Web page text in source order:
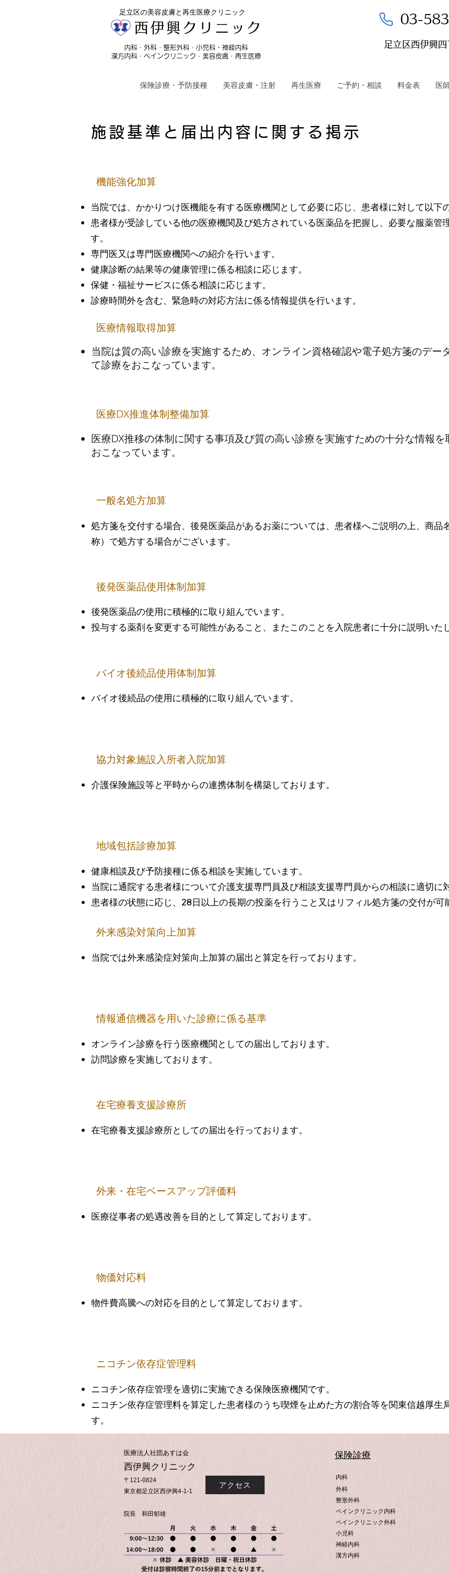
足立区の美容皮膚と再生医療クリニック
西伊興クリニック
内科・外科・整形外科・小児科 ・ ​神経内科
漢方内科・ペインクリニック・美容皮膚・再生医療
03-
足立区西伊興
保険診療・予防接種 美容皮膚・注射 再生医療 ご予約・相談 料金表 医
施設基準と届出内容に関する掲示
機能強化加算
当院では、かかりつけ医機能を有する医療機関として必要に応じ、患者様に対して以下
患者様が受診している他の医療機関及び処方されている医薬品を把握し、必要な服薬管
す。
専門医又は専門医療機関への紹介を行います。
健康診断の結果等の健康管理に係る相談に応じます。
保健・福祉サービスに係る相談に応じます。
診療時間外を含む、緊急時の対応方法に係る情報提供を行います。
医療情報取得加算
当院は質の高い診療を実施するため、オンライン資格確認や電子処方箋のデー
て診療をおこなっています。
医療DX推進体制整備加算
医療DX推移の体制に関する事項及び質の高い診療を実施すための十分な情報
おこなっています。
一般名処方加算
処方箋を交付する場合、後発医薬品があるお薬については、患者様へご説明の上、商品
称）で処方する場合がございます。
後発医薬品使用体制加算
後発医薬品の使用に積極的に取り組んでいます。
投与する薬剤を変更する可能性があること、またこのことを入院患者に十分に説明いた
バイオ後続品使用体制加算
バイオ後続品の使用に積極的に取り組んでいます。
協力対象施設入所者入院加算
介護保険施設等と平時からの連携体制を構築しております。
地域包括診療加算
健康相談及び予防接種に係る相談を実施しています。
当院に通院する患者様について介護支援専門員及び相談支援専門員からの相談に適切に
患者様の状態に応じ、28日以上の長期の投薬を行うこと又はリフィル処方箋の交付が可
外来感染対策向上加算
当院では外来感染症対策向上加算の届出と算定を行っております。
情報通信機器を用いた診療に係る基準
オンライン診療を行う医療機関としての届出しております。
​訪問診療を実施しております。
在宅療養支援診療所
在宅療養支援診療所としての届出を行っております。
外来・在宅​ベースアップ評価料
医療従事者の処遇改善を目的として算定しております。
物価対応料
物件費高騰への対応を目的として算定しております。
ニコチン依存症管理料
ニコチン依存症管理を適切に実施できる保険医療機関です。
ニコチン依存症管理料を算定した患者様のうち喫煙を止めた方の割合等を関東信越厚生
す。
​医療法人社団あすは会
西伊興クリニック
〒121-0824
​東京都足立区西伊興4-1-1
アクセス
院長 和田郁雄
​保険診療
内科
外科
整形外科
ペインクリニック内科
ペインクリニック外科
小児科
神経内科
漢方内科